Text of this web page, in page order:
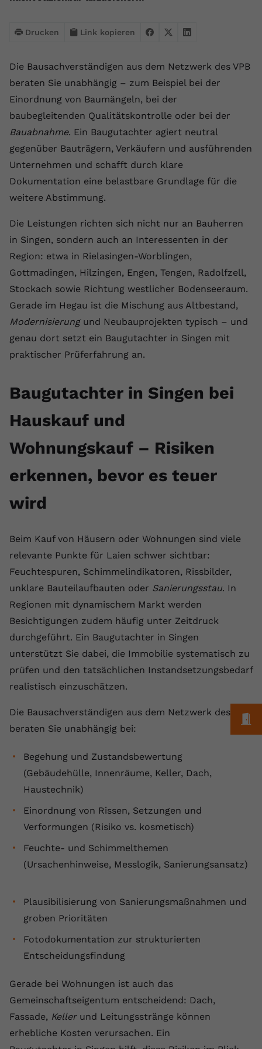
Drucken Link kopieren
Die Bausachverständigen aus dem Netzwerk des VPB
beraten Sie unabhängig – zum Beispiel bei der
Einordnung von Baumängeln, bei der
baubegleitenden Qualitätskontrolle oder bei der
Bauabnahme. Ein Baugutachter agiert neutral
gegenüber Bauträgern, Verkäufern und ausführenden
Unternehmen und schafft durch klare
Dokumentation eine belastbare Grundlage für die
weitere Abstimmung.
Die Leistungen richten sich nicht nur an Bauherren
in Singen, sondern auch an Interessenten in der
Region: etwa in Rielasingen-Worblingen,
Gottmadingen, Hilzingen, Engen, Tengen, Radolfzell,
Stockach sowie Richtung westlicher Bodenseeraum.
Gerade im Hegau ist die Mischung aus Altbestand,
Modernisierungund Neubauprojekten typisch – und
genau dort setzt ein Baugutachter in Singen mit
praktischer Prüferfahrung an.
Baugutachter in Singen bei
Hauskauf und
Wohnungskauf – Risiken
erkennen, bevor es teuer
wird
Beim Kauf von Häusern oder Wohnungen sind viele
relevante Punkte für Laien schwer sichtbar:
Feuchtespuren, Schimmelindikatoren, Rissbilder,
unklare Bauteilaufbauten oder Sanierungsstau. In
Regionen mit dynamischem Markt werden
Besichtigungen zudem häufig unter Zeitdruck
durchgeführt. Ein Baugutachter in Singen
unterstützt Sie dabei, die Immobilie systematisch zu
prüfen und den tatsächlichen Instandsetzungsbedarf
realistisch einzuschätzen.
Die Bausachverständigen aus dem Netzwerk des VPB
beraten Sie unabhängig bei:
Begehung und Zustandsbewertung
(Gebäudehülle, Innenräume, Keller, Dach,
Haustechnik)
Einordnung von Rissen, Setzungen und
Verformungen (Risiko vs. kosmetisch)
Feuchte- und Schimmelthemen
(Ursachenhinweise, Messlogik, Sanierungsansatz)
Plausibilisierung von Sanierungsmaßnahmen und
groben Prioritäten
Fotodokumentation zur strukturierten
Entscheidungsfindung
Gerade bei Wohnungen ist auch das
Gemeinschaftseigentum entscheidend: Dach,
Fassade, Kellerund Leitungsstränge können
erhebliche Kosten verursachen. Ein
Laufzeit 1 Jahr
Zweck
Dieser Wert speichert Ihre Consent-
historische Speicherung Ihrer
vorgenommen Einstellungen, falls der
hat.
Anbieter VPB.de
Laufzeit
Dieses Cookie wird verwendet, um die
Benutzereinstellungen zu ermöglichen.
Website zu erfassen.
Anbieter Google Ads
Zweck
Wird von Google Ads für das
Werbeklicks der Nutzung auf unserer
Website zuzuordnen.
Externe Inhalte
um Ihnen zusätzliche Informationen anzubieten.
Name vuid
Anbieter vimeo.com
Laufzeit 2 Jahre
Vimeo installiert dieses Cookie, um
Tracking-Informationen zu sammeln,
indem es eine eindeutige ID zum
Einbetten von Videos auf der Website
Name CONSENT
Anbieter youtube.com
Laufzeit 2 Jahre
Zweck
YouTube setzt dieses Cookie über
eingebettete YouTube-Videos und
registriert anonyme statistische Daten.
Name yt-remote-device-id
Anbieter Youtube.com
Laufzeit Session
Videopräferenzen des Benutzers zu
Name yt.innertube::requests
Anbieter youtube.com
Laufzeit Session
Zweck
Dieser von YouTube gesetzte Cookie
Daten darüber zu speichern, welche
Videos von YouTube der Nutzer
gesehen hat.
yt.innertube::nextId
Anbieter Youtube.com
Laufzeit Session
Zweck
registriert eine eindeutige ID, um
Daten darüber zu speichern, welche
gesehen hat.
Name yt-remote-connected-devices
Anbieter
Laufzeit Session
Videopräferenzen des Nutzers zu
Videos verwendet.
Cookie-Informationen anzeigen